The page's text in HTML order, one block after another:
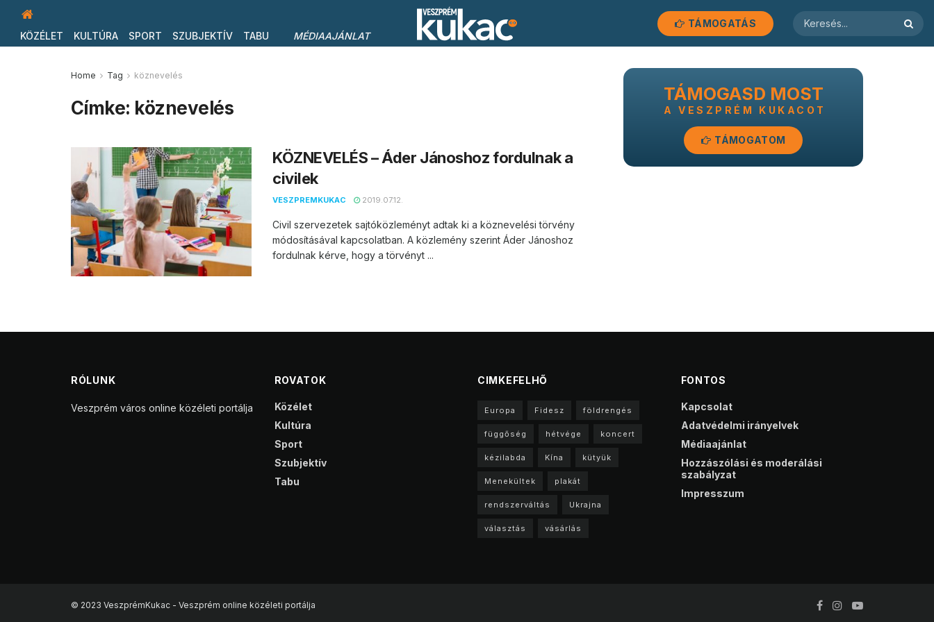
KÖZÉLET KULTÚRA SPORT SZUBJEKTÍV TABU MÉDIAAJÁNLAT
TÁMOGATÁS
Home Tag köznevelés
Címke: köznevelés
KÖZNEVELÉS – Áder Jánoshoz fordulnak a
civilek
VESZPREMKUKAC 2019.07.12.
Civil szervezetek sajtóközleményt adtak ki a köznevelési törvény
módosításával kapcsolatban. A közlemény szerint Áder Jánoshoz
fordulnak kérve, hogy a törvényt ...
TÁMOGASD MOST
A VESZPRÉM KUKACOT
TÁMOGATOM
RÓLUNK
Veszprém város online közéleti portálja
ROVATOK
Közélet
Kultúra
Sport
Szubjektív
Tabu
CIMKEFELHŐ
Europa Fidesz földrengés
függőség hétvége koncert
kézilabda Kína kütyük
Menekültek plakát
rendszerváltás Ukrajna
választás vásárlás
FONTOS
Kapcsolat
Adatvédelmi irányelvek
Médiaajánlat
Hozzászólási és moderálási
szabályzat
Impresszum
© 2023 VeszprémKukac - Veszprém online közéleti portálja